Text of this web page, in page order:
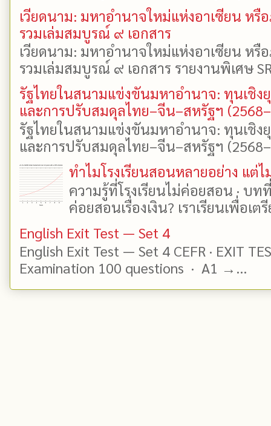
เวียดนาม: มหาอำนาจใหม่แห่งอาเซียน ห
รวมเล่มสมบูรณ์ ๙ เอกสาร
เวียดนาม: มหาอำนาจใหม่แห่งอาเซียน ห
รวมเล่มสมบูรณ์ ๙ เอกสาร รายงานพิเศษ
รัฐไทยในสนามแข่งขันมหาอำนาจ: ทุนเชิง
และการปรับสมดุลไทย–จีน–สหรัฐฯ
รัฐไทยในสนามแข่งขันมหาอำนาจ: ทุนเชิง
และการปรับสมดุลไทย–จีน–สหรัฐฯ
ทำไมโรงเรียนสอนหลายอย่าง แต่ไ
ความรู้ที่โรงเรียนไม่ค่อยสอน · บ
ค่อยสอนเรื่องเงิน? เราเรียนเพื่อเต
English Exit Test — Set 4
English Exit Test — Set 4 CEFR · EXIT
Examination 100 questions · A1 →...